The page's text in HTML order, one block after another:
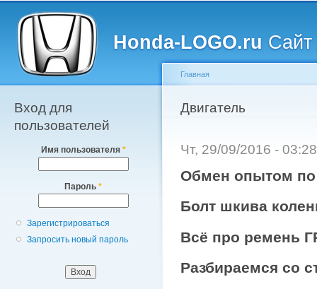
Honda-LOGO.ru Сайт
Главное меню
Вход для
пользователей
Имя пользователя *
Пароль *
Зарегистрироваться
Запросить новый пароль
Вы здесь
Главная
Двигатель
Чт, 29/09/2016 -
Обмен опытом по
Болт шкива
Всё про ремень
Разбираемся со